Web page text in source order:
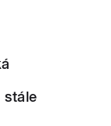
stále